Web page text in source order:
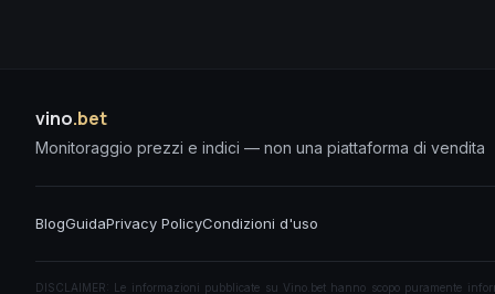
vino.bet
Monitoraggio prezzi e indici — non una piattaforma di vendita
BlogGuidaPrivacy PolicyCondizioni d'uso
DISCLAIMER: Le informazioni pubblicate su Vino.bet hanno scopo puramente